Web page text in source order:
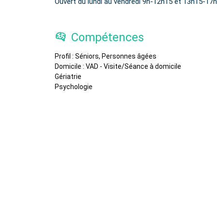
Compétences
Profil : Séniors, Personnes âgées
Domicile : VAD - Visite/Séance à domicile
Gériatrie
Psychologie